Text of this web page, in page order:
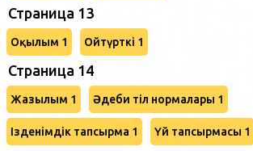
Страница 13
Оқылым 1 Ойтүрткі 1
Страница 14
Жазылым 1 Әдеби тіл нормалары 1
Ізденімдік тапсырма 1 Үй тапсырмасы 1